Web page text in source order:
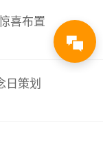
喜布置
日策划